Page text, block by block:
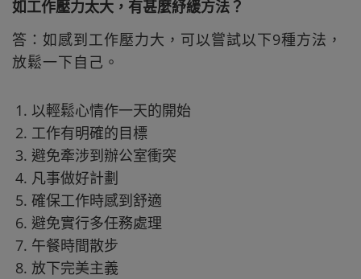
如工作壓力太大，有甚麼紓緩方法？
答：如感到工作壓力大，可以嘗試以下9種方法，
放鬆一下自己。
以輕鬆心情作一天的開始
工作有明確的目標
避免牽涉到辦公室衝突
凡事做好計劃
確保工作時感到舒適
避免實行多任務處理
午餐時間散步
放下完美主義